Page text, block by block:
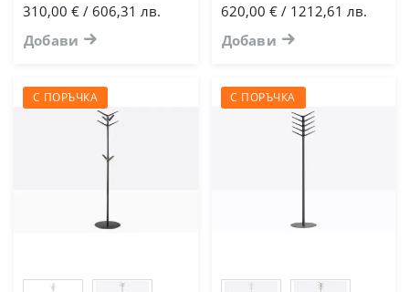
310,00 € / 606,31 лв.
Добави
620,00 € / 1212,61 лв.
Добави
С ПОРЪЧКА С ПОРЪЧКА